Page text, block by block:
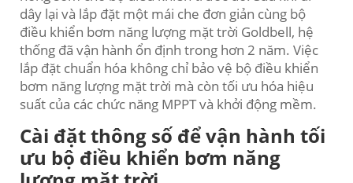
dây lại và lắp đặt một mái che đơn giản cùng bộ
điều khiển bơm năng lượng mặt trời Goldbell, hệ
thống đã vận hành ổn định trong hơn 2 năm. Việc
lắp đặt chuẩn hóa không chỉ bảo vệ bộ điều khiển
bơm năng lượng mặt trời mà còn tối ưu hóa hiệu
suất của các chức năng MPPT và khởi động mềm.
Cài đặt thông số để vận hành tối
ưu bộ điều khiển bơm năng